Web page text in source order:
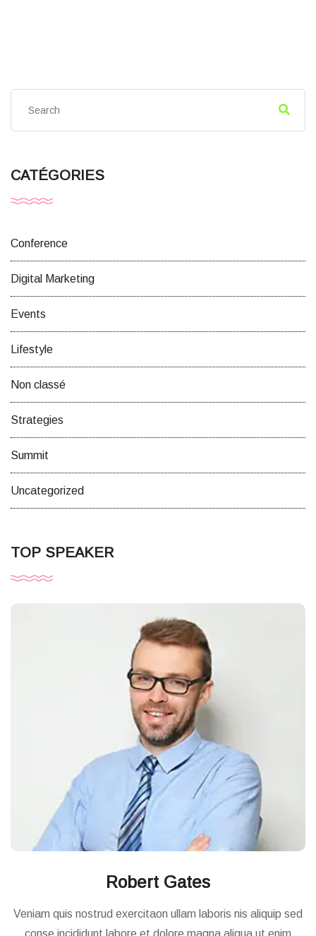
CATÉGORIES
Conference
Digital Marketing
Events
Lifestyle
Non classé
Strategies
Summit
Uncategorized
TOP SPEAKER
Robert Gates
Veniam quis nostrud exercitaon ullam laboris nis aliquip sed
conse incididunt labore et dolore magna aliqua ut enim